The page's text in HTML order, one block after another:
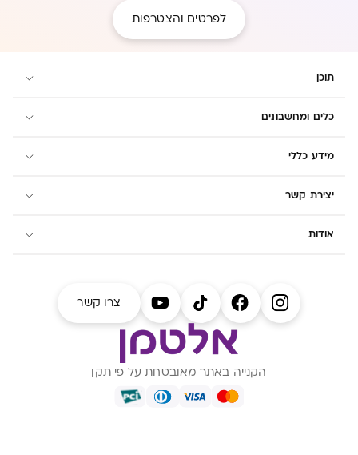
חזקות מהכאב
שהכאב דווקא
מקבלים את כל
לפרטים והצטרפות
תוכן
כלים ומחשבונים
מידע כללי
יצירת קשר
אודות
צרו קשר
הקנייה באתר מאובטחת על פי תקן